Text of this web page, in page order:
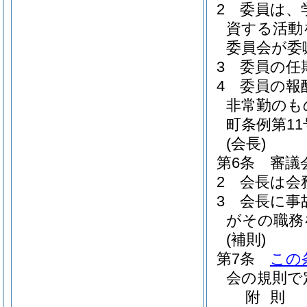
2
委員は、
資する活
委員会が委
3
委員の任
4
委員の報
非常勤の
町条例第11
(会長)
第6条
審議
2
会長は会
3
会長に事
がその職
(補則)
第7条
この
会の規則
附 則